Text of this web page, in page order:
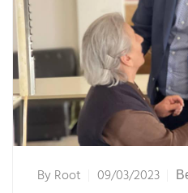
ByRoot 09/03/2023